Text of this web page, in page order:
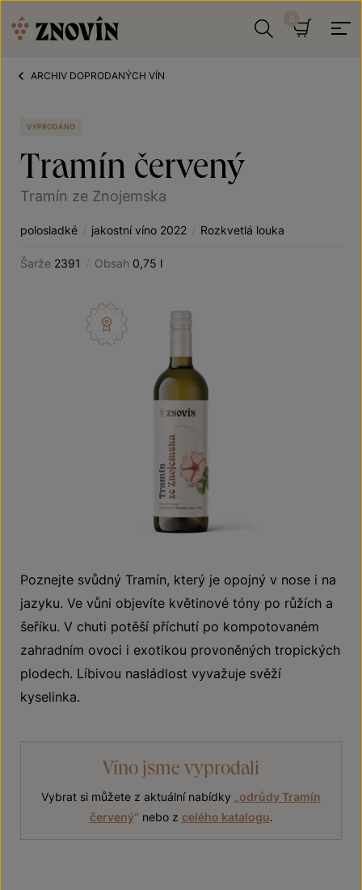
ARCHIV DOPRODANÝCH VÍN
VYPRODÁNO
Tramín červený
Tramín ze Znojemska
polosladké / jakostní víno 2022 / Rozkvetlá louka
Šarže 2391 / Obsah 0,75 l
Poznejte svůdný Tramín, který je opojný v nose i na
jazyku. Ve vůni objevíte květinové tóny po růžích a
šeříku. V chuti potěší příchutí po kompotovaném
zahradním ovoci i exotikou provoněných tropických
plodech. Líbivou nasládlost vyvažuje svěží
kyselinka.
Víno jsme vyprodali
Vybrat si můžete z aktuální nabídky
odrůdy Tramín
červený“ nebo z celého katalogu.